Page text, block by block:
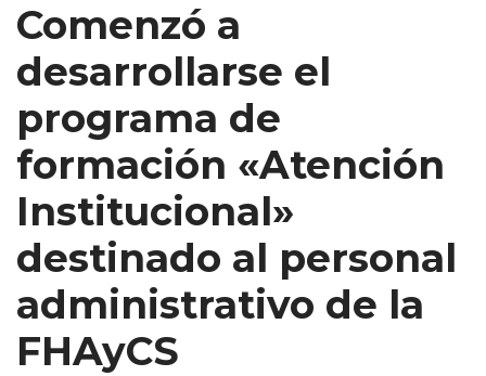
Comenzó a
desarrollarse el
programa de
formación «Atención
Institucional»
destinado al personal
administrativo de la
FHAyCS